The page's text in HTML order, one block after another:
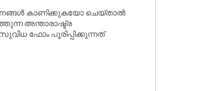
കാണിക്കുകയോ ചെയ്താൽ
അന്താരാഷ്ട്ര
ഫോം പൂരിപ്പിക്കുന്നത്